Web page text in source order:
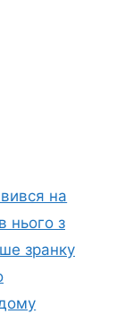
на
нього з
зранку